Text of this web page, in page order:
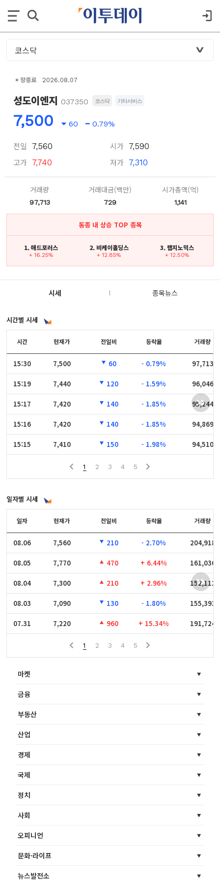
장종료 2026.08.07
성도이엔지 037350 코스닥 기타서비스
7,500 60 0.79%
전일 7,560
고가 7,740
시가 7,590
저가 7,310
거래량
97,713
거래대금(백만)
729
시가총액(억)
1,141
동종 내 상승 TOP 종목
1. 애드포러스
+ 16.25%
2. 비케이홀딩스
+ 12.85%
3. 랩지노믹스
+ 12.50%
시세 종목뉴스
시간별 시세
시간
15:30
15:19
15:17
15:16
15:15
시간 현재가 전일비 등락율 거래량
15:30 7,500 60 - 0.79% 97,713
15:19 7,440 120 - 1.59% 96,046
15:17 7,420 140 - 1.85% 95,244
15:16 7,420 140 - 1.85% 94,869
15:15 7,410 150 - 1.98% 94,510
1 2 3 4 5
일자별 시세
일자
08.06
08.05
08.04
08.03
07.31
일자 현재가 전일비 등락율 거래량
08.06 7,560 210 - 2.70% 204,918
08.05 7,770 470 + 6.44% 161,036
08.04 7,300 210 + 2.96% 152,112
08.03 7,090 130 - 1.80% 155,393
07.31 7,220 960 + 15.34% 191,724
1 2 3 4 5
마켓
금융
부동산
산업
경제
국제
정치
사회
오피니언
문화·라이프
뉴스발전소